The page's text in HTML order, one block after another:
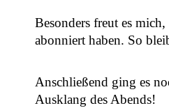
Besonders freut es
abonniert haben. So
Anschließend ging es
Ausklang des Abends!